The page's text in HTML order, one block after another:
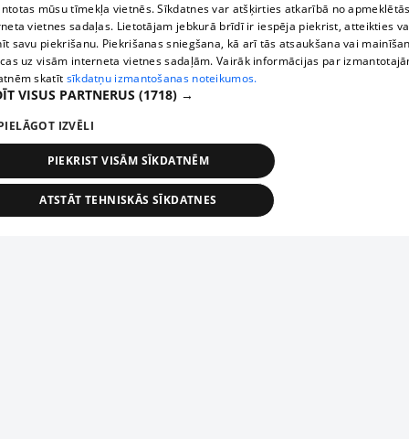
mūsu tīmekļa vietnēs. Sīkdatnes var atšķirties atkarībā no
vietnes sadaļas. Lietotājam jebkurā brīdī ir iespēja piekrist, atteikties
savu piekrišanu. Piekrišanas sniegšana, kā arī tās atsaukšana vai
uz visām interneta vietnes sadaļām. Vairāk informācijas par
skatīt sīkdatņu izmantošanas noteikumos.
VISUS PARTNERUS (1718) →
IZVĒLI
PIEKRIST VISĀM SĪKDATNĒM
ATSTĀT TEHNISKĀS SĪKDATNES